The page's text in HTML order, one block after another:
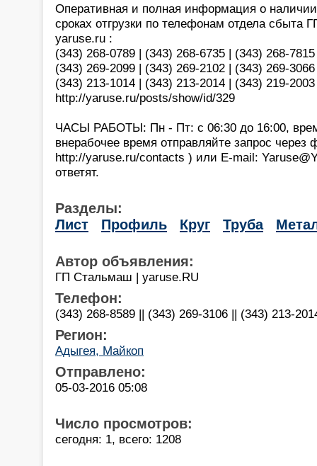
Оперативная и полная информация о
сроках отгрузки по телефонам отдела
yaruse.ru :
(343) 268-0789 | (343) 268-6735 | (343) 268-
(343) 269-2099 | (343) 269-2102 | (343) 269-
(343) 213-1014 | (343) 213-2014 | (343) 219-
http://yaruse.ru/posts/show/id/329
ЧАСЫ РАБОТЫ: Пн - Пт: с 06:30 до 16:00,
внерабочее время отправляйте запрос через
http://yaruse.ru/contacts ) или E-mail:
ответят.
Разделы:
Лист
Профиль Круг Труба
Автор объявления:
ГП Стальмаш | yaruse.RU
Телефон:
(343) 268-8589 || (343) 269-3106 || (343) 213-
Регион:
Адыгея, Майкоп
Отправлено:
05-03-2016 05:08
Число просмотров:
сегодня: 1, всего: 1208